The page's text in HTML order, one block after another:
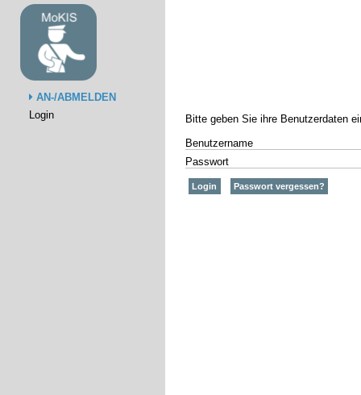
AN-/ABMELDEN
Login
Bitte geben Sie ihre Benutzerdaten
Benutzername
Passwort